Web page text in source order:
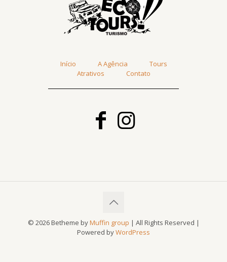
Início A Agência
Tours
Atrativos
Contato
© 2026 Betheme byMuffin group | All Rights Reserved |
Powered byWordPress